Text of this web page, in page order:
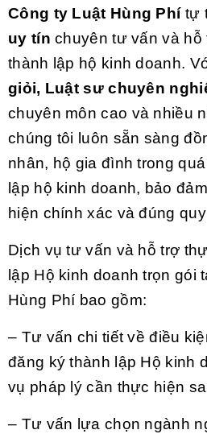
Công ty Luật Hùng Phítự
uy tín chuyên tư vấn và
thành lập hộ kinh doanh.
giỏi, Luật sư chuyên
chuyên môn cao và nhiều
chúng tôi luôn sẵn sàng
nhân, hộ gia đình trong
lập hộ kinh doanh, bảo
hiện chính xác và đúng
Dịch vụ tư vấn và hỗ trợ
lập Hộ kinh doanh trọn gói
Hùng Phí bao gồm:
– Tư vấn chi tiết về điều
đăng ký thành lập Hộ kinh
vụ pháp lý cần thực hiện
– Tư vấn lựa chọn ngành